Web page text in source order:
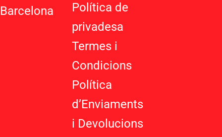
Barcelona
Política de
privadesa
Termes i
Condicions
Política
d’Enviaments
i Devolucions